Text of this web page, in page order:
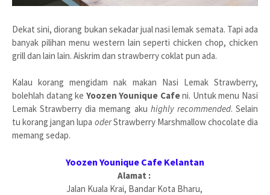
Dekat sini, diorang bukan sekadar jual nasi lemak semata. Tapi ada
banyak pilihan menu western lain seperti chicken chop, chicken
grill dan lain lain. Aiskrim dan strawberry coklat pun ada.
Kalau korang mengidam nak makan Nasi Lemak Strawberry,
bolehlah datang ke Yoozen Younique Cafeni. Untuk menu Nasi
Lemak Strawberry dia memang aku highly recommended. Selain
tu korang jangan lupa oderStrawberry Marshmallow chocolate dia
memang sedap.
Yoozen Younique Cafe Kelantan
Alamat :
Jalan Kuala Krai, Bandar Kota Bharu,